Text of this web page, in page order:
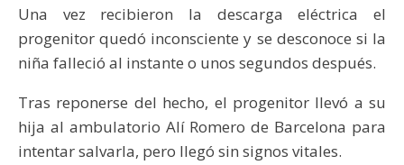
Una vez recibieron la descarga eléctrica el
progenitor quedó inconsciente y se desconoce si la
niña falleció al instante o unos segundos después.
Tras reponerse del hecho, el progenitor llevó a su
hija al ambulatorio Alí Romero de Barcelona para
intentar salvarla, pero llegó sin signos vitales.